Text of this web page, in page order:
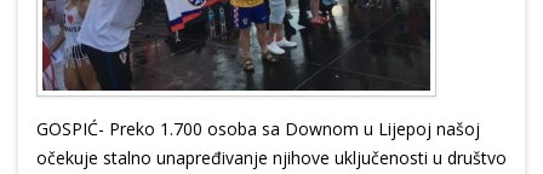
GOSPIĆ- Preko 1.700 osoba sa Downom u Lijepoj našoj
očekuje stalno unapređivanje njihove uključenosti u društvo